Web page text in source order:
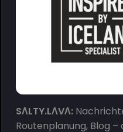
SΛLTY.LΛVΛ:
Routenplanung, Blog